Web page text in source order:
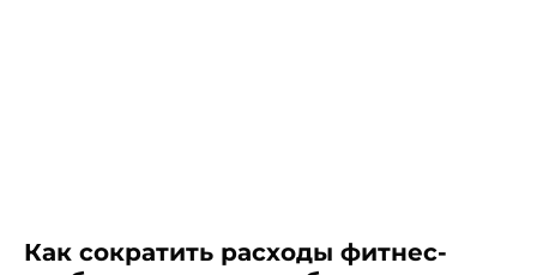
Как сократить расходы фитнес-
покажем, как работает